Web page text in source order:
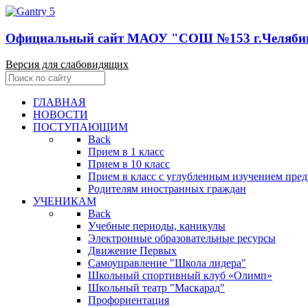
Официальный сайт МАОУ "СОШ №153
Версия для слабовидящих
ГЛАВНАЯ
НОВОСТИ
ПОСТУПАЮЩИМ
Back
Прием в 1 класс
Прием в 10 класс
Прием в класс с углубленным изучением
Родителям иностранных граждан
УЧЕНИКАМ
Back
Учебные периоды, каникулы
Электронные образовательные ресурсы
Движение Первых
Самоуправление "Школа лидера"
Школьный спортивный клуб «Олимп»
Школьный театр "Маскарад"
Профориентация